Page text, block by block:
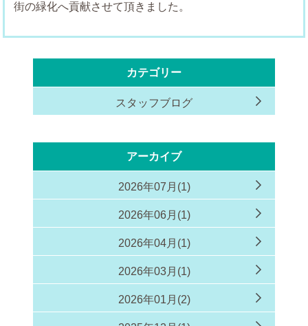
街の緑化へ貢献させて頂きました。
カテゴリー
スタッフブログ
アーカイブ
2026年07月(1)
2026年06月(1)
2026年04月(1)
2026年03月(1)
2026年01月(2)